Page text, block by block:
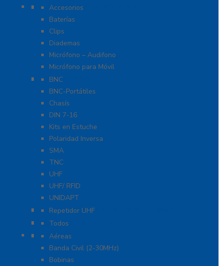
Accesorios Para Motorola
Accesorios
Baterías
Clips
Diademas
Micrófono – Audifono
Micrófono para Móvil
Adaptadores
BNC
BNC-Portátiles
Chasís
DIN 7-16
Kits en Estuche
Polaridad Inversa
SMA
TNC
UHF
UHF/ RFID
UNIDAPT
Repetidores para Radiocomunicación
Repetidor UHF
Radio Sobre Celular PoC
Todos
Antenas
Aéreas
Banda Civil (2-30MHz)
Bobinas